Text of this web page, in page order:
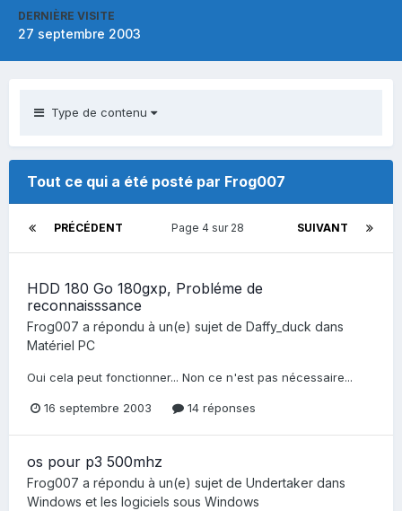
DERNIÈRE VISITE
27 septembre 2003
Type de contenu
Tout ce qui a été posté par Frog007
PRÉCÉDENT SUIVANT
Page 4 sur 28
HDD 180 Go 180gxp, Probléme de
reconnaisssance
Frog007 a répondu à un(e) sujet de Daffy_duck dans
Matériel PC
Oui cela peut fonctionner... Non ce n'est pas nécessaire...
16 septembre 2003 14 réponses
os pour p3 500mhz
Frog007 a répondu à un(e) sujet de Undertaker dans
Windows et les logiciels sous Windows